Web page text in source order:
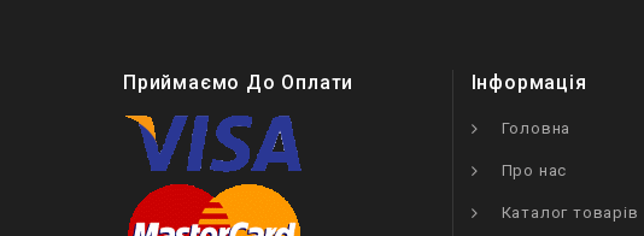
Приймаємо До Оплати Інформація
Головна
Про нас
Каталог товарів